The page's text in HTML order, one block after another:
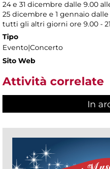
24 e 31 dicembre dalle 9.00
25 dicembre e 1 gennaio dalle
tutti gli altri giorni ore 9.00 -
Tipo
Evento|Concerto
Sito Web
Attività correlate
In